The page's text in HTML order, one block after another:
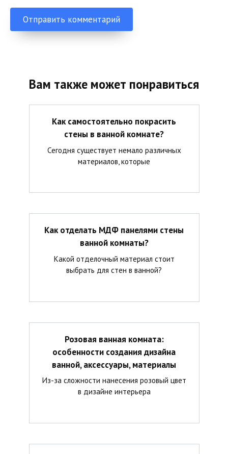
Вам также может понравиться
Как самостоятельно покрасить
стены в ванной комнате?
Сегодня существует немало различных
материалов, которые
Как отделать МДФ панелями стены
ванной комнаты?
Какой отделочный материал стоит
выбрать для стен в ванной?
Розовая ванная комната:
особенности создания дизайна
ванной, аксессуары, материалы
Из-за сложности нанесения розовый цвет
в дизайне интерьера